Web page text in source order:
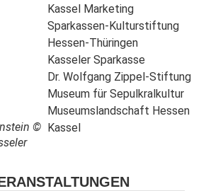
Kassel Marketing
Sparkassen-Kulturstiftung
Hessen-Thüringen
Kasseler Sparkasse
Dr. Wolfgang Zippel-Stiftung
Museum für Sepulkralkultur
Museumslandschaft Hessen
Kassel
©